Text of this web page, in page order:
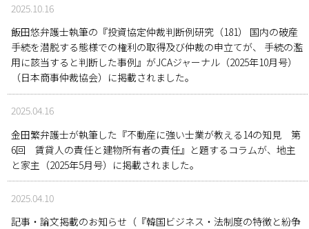
2025.10.16
飯田悠弁護士執筆の『投資協定仲裁判断例研究（181） 国内の破産
手続を潜脱する態様での権利の取得及び仲裁の申立てが、 手続の濫
用に該当すると判断した事例』がJCAジャーナル（2025年10月号）
（日本商事仲裁協会）に掲載されました。
2025.04.16
金田繁弁護士が執筆した『不動産に強い士業が教える14の知見 第
6回 賃貸人の責任と建物所有者の責任』と題するコラムが、地主
と家主（2025年5月号）に掲載されました。
2025.04.10
記事・論文掲載のお知らせ（『韓国ビジネス・法制度の特徴と紛争